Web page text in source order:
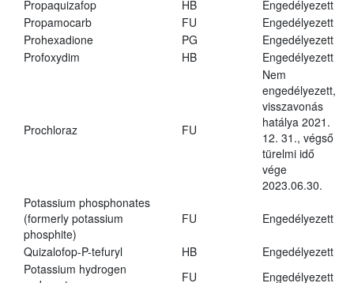
Propaquizafop
HB
Engedélyezett
Propamocarb
FU
Engedélyezett
Prohexadione
PG
Engedélyezett
Profoxydim
HB Engedélyezett
Prochloraz FU
Nem
engedélyezett,
visszavonás
hatálya 2021.
12. 31., végső
türelmi idő
vége
2023.06.30.
Potassium phosphonates
(formerly potassium
phosphite)
FU Engedélyezett
Quizalofop-P-tefuryl HB
Engedélyezett
Potassium hydrogen
FU Engedélyezett